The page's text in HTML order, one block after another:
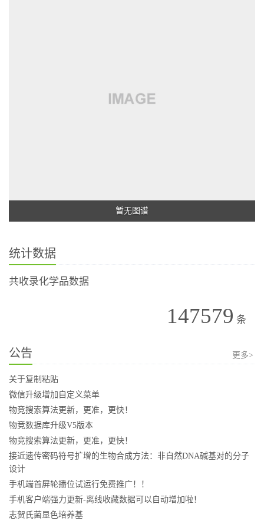
暂无图谱
统计数据
共收录化学品数据
147579 条
公告 更多>
关于复制粘贴
微信升级增加自定义菜单
物竞搜索算法更新，更准，更快！
物竞数据库升级V5版本
物竞搜索算法更新，更准，更快！
接近遗传密码符号扩增的生物合成方法：非自然DNA碱基对的分子
设计
手机端首屏轮播位试运行免费推广！！
手机客户端强力更新-离线收藏数据可以自动增加啦！
志贺氏菌显色培养基